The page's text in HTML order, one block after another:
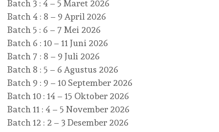
Batch 3 : 4 – 5 Maret 2026
Batch 4 : 8 – 9 April 2026
Batch 5 : 6 – 7 Mei 2026
Batch 6 : 10 – 11 Juni 2026
Batch 7 : 8 – 9 Juli 2026
Batch 8 : 5 – 6 Agustus 2026
Batch 9 : 9 – 10 September 2026
Batch 10 : 14 – 15 Oktober 2026
Batch 11 : 4 – 5 November 2026
Batch 12 : 2 – 3 Desember 2026